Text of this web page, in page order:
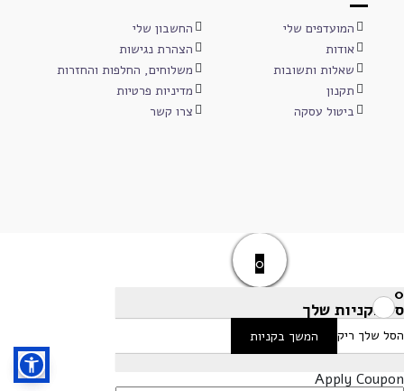
המועדפים שלי
החשבון שלי
אודות
הצהרת נגישות
שאלות ותשובות
משלוחים, החלפות והחזרות
תקנון
מדיניות פרטיות
ביטול עסקה
צרו קשר
0
0
סל הקניות שלך
הסל שלך ריק המשך בקניות
Apply Coupon